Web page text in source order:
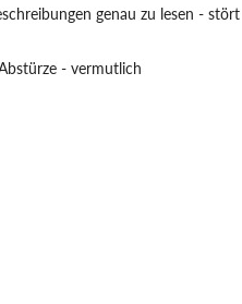
genau zu lesen - stört
- vermutlich